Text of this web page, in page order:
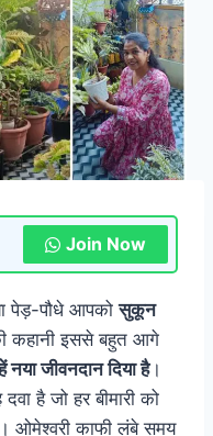
Join Now
पेड़-पौधे आपकोसुकून
कहानी इससे बहुत आगे
नया जीवनदान दिया है।
है जो हर बीमारी को
ओमेश्वरी काफी लंबे समय